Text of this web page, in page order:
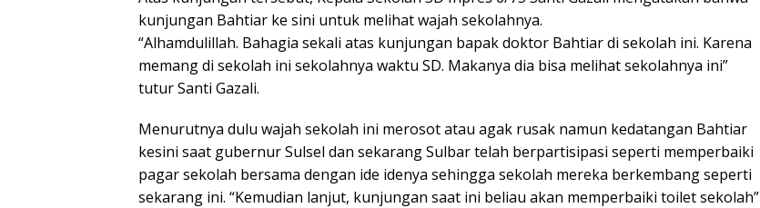
kunjungan Bahtiar ke sini untuk melihat wajah sekolahnya.
“Alhamdulillah. Bahagia sekali atas kunjungan bapak doktor Bahtiar di sekolah ini. Karena
memang di sekolah ini sekolahnya waktu SD. Makanya dia bisa melihat sekolahnya ini”
tutur Santi Gazali.
Menurutnya dulu wajah sekolah ini merosot atau agak rusak namun kedatangan Bahtiar
kesini saat gubernur Sulsel dan sekarang Sulbar telah berpartisipasi seperti memperbaiki
pagar sekolah bersama dengan ide idenya sehingga sekolah mereka berkembang seperti
sekarang ini. “Kemudian lanjut, kunjungan saat ini beliau akan memperbaiki toilet sekolah”